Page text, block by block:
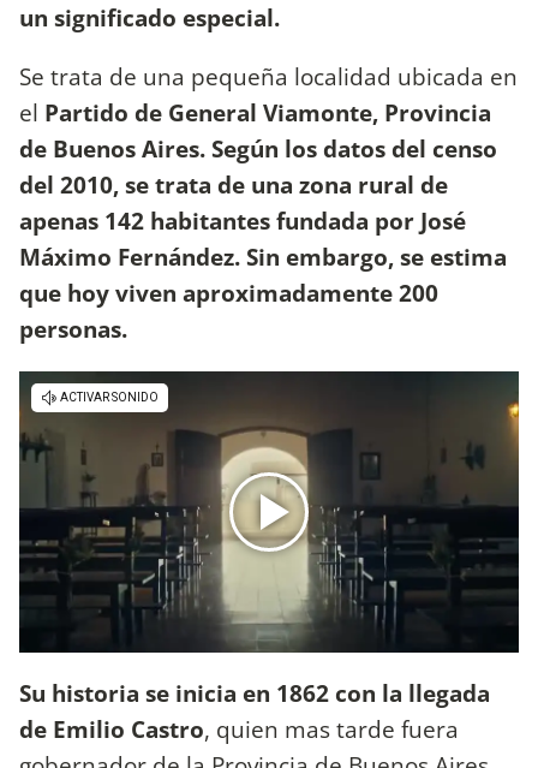
un significado especial.
Se trata de una pequeña localidad ubicada en
el Partido de General Viamonte, Provincia
de Buenos Aires. Según los datos del censo
del 2010, se trata de una zona rural de
apenas 142 habitantes fundada por José
Máximo Fernández. Sin embargo, se estima
que hoy viven aproximadamente 200
personas.
Su historia se inicia en 1862 con la llegada
de Emilio Castro, quien mas tarde fuera